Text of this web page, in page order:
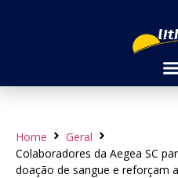
Home
Geral
Colaboradores da Aegea SC
doação de sangue e reforçam